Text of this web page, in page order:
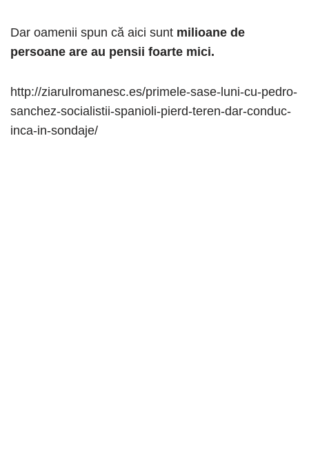
Dar oamenii spun că aici sunt milioane de
persoane are au pensii foarte mici.
http://ziarulromanesc.es/primele-sase-luni-cu-pedro-
sanchez-socialistii-spanioli-pierd-teren-dar-conduc-
inca-in-sondaje/